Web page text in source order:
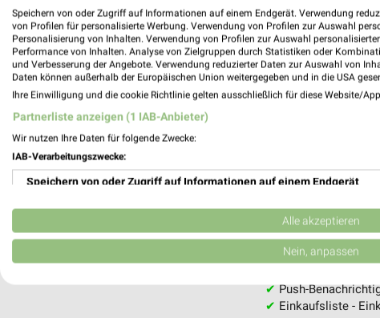
MEHR
Alle Fressnapf Angebote immer griffbereit
Standortgenaue
✔Push-
✔ Einkaufsliste -
Speichern von oder Zugriff auf Informationen auf einem Endgerät. Verwendung
von Profilen für personalisierte Werbung. Verwendung von Profilen zur Auswahl
Personalisierung von Inhalten. Verwendung von Profilen zur Auswahl
Performance von Inhalten. Analyse von Zielgruppen durch Statistiken oder
und Verbesserung der Angebote. Verwendung reduzierter Daten zur Auswahl von
Daten können außerhalb der Europäischen Union weitergegeben und in die USA
Ihre Einwilligung und die cookie Richtlinie gelten ausschließlich für diese Website/
Partnerliste anzeigen (1 IAB-Anbieter)
Wir nutzen Ihre Daten für folgende Zwecke:
IAB-Verarbeitungszwecke:
Speichern von oder Zugriff auf Informationen auf einem Endgerät
Verwendung reduzierter Daten zur Auswahl von Werbeanzeigen
Erstellung von Profilen für personalisierte Werbung
Erstellung von Profilen zur Personalisierung von Inhalten
Alle akzeptieren
Nein, anpassen